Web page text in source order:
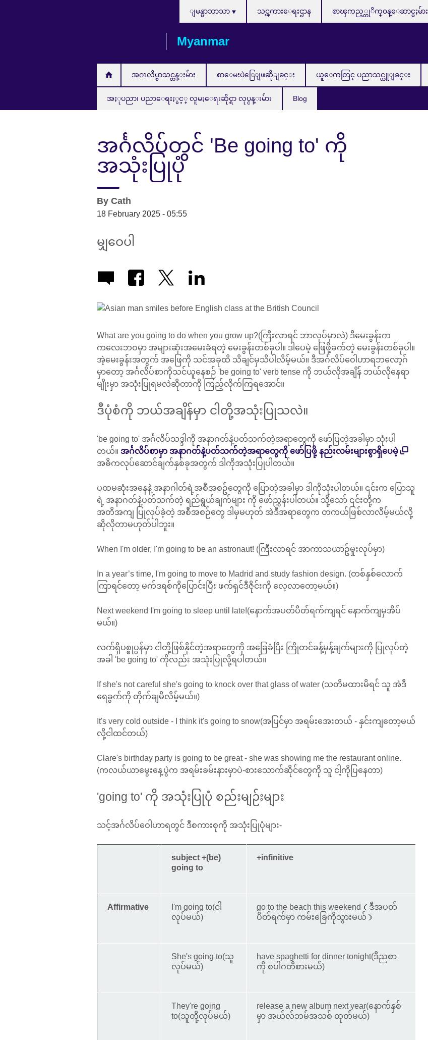
Myanmar
အဂၤလိပ္စာသင္တန္းမ်ား စာေမးပဲြေျဖဆိုျခင္း ယူေကတြင္ ပညာသင္ယူျခင္း
အႏုပညာ၊ ပညာေရးႏွင့္ လူမႈေရးဆိုင္ရာ လုပ္ငန္းမ်ား Blog
your
ျမန္မာဘာသာ သင္ၾကားေရးဌာန စာၾကည့္တုိက္၀န္ေဆာင္မႈမ်ား
အင်္ဂလိပ်တွင် 'Be going to' ကို
အသုံးပြုပုံ
By Cath
18 February 2025 - 05:55
မျှဝေပါ
What are you going to do when you grow up?(ကြီးလာရင် ဘာလုပ်မှာလဲ) ဒီမေးခွန်းက
ကလေးဘဝမှာ အများဆုံးအမေးခံရတဲ့ မေးခွန်းတစ်ခုပါ။ ဒါပေမဲ့ ဖြေဖို့ခက်တဲ့ မေးခွန်းတစ်ခုပါ။
အဲ့မေးခွန်းအတွက် အဖြေကို သင်အခုထိ သိချင်မှသိပါလိမ့်မယ်။ ဒီအင်္ဂလိပ်ဝေါဟာရဘလော့ဂ်
မှာတော့ အင်္ဂလိပ်စာကိုသင်ယူနေစဉ် 'be going to' verb tense ကို ဘယ်လိုအချိန် ဘယ်လိုနေရာ
မျိုးမှာ အသုံးပြုရမလဲဆိုတာကို ကြည့်လိုက်ကြရအောင်။
ဒီပုံစံကို ဘယ်အချိန်မှာ ငါတို့အသုံးပြုသလဲ။
'be going to' အင်္ဂလိပ်သဒ္ဒါကို အနာဂတ်နဲ့ပတ်သက်တဲ့အရာတွေကို ဖော်ပြတဲ့အခါမှာ သုံးပါ
တယ်။ အင်္ဂလိပ်စာမှာ အနာဂတ်နဲ့ပတ်သက်တဲ့အရာတွေကို ဖော်ပြဖို့ နည်းလမ်းများစွာရှိပေမဲ့
အဓိကလုပ်ဆောင်ချက်နှစ်ခုအတွက် ဒါကိုအသုံးပြုပါတယ်။
ပထမဆုံးအနေနဲ့ အနာဂါတ်ရဲ့အစီအစဥ်တွေကို ပြောတဲ့အခါမှာ ဒါကိုသုံးပါတယ်။ ၎င်းက ပြောသူ
ရဲ့ အနာဂတ်နဲ့ပတ်သက်တဲ့ ရည်ရွယ်ချက်များ ကို ဖော်ညွှန်းပါတယ်။ သို့သော် ၎င်းတို့က
အတိအကျ ပြုလုပ်ခဲ့တဲ့ အစီအစဉ်တွေ ဒါမှမဟုတ် အဲဒီအရာတွေက တကယ်ဖြစ်လာလိမ့်မယ်လို့
ဆိုလိုတာမဟုတ်ပါဘူး။
When I'm older, I'm going to be an astronaut! (ကြီးလာရင် အာကာသယာဥ်မှုးလုပ်မှာ)
In a year’s time, I'm going to move to Madrid and study fashion design. (တစ်နှစ်လောက်
ကြာရင်တော့ မက်ဒရစ်ကိုပြောင်းပြီး ဖက်ရှင်ဒီဇိုင်းကို လေ့လာတော့မယ်။)
Next weekend I'm going to sleep until late!(နောက်အပတ်ပိတ်ရက်ကျရင် နောက်ကျမှအိပ်
မယ်။)
လက်ရှိပစ္စုပ္ပန်မှာ ငါတို့ဖြစ်နိုင်တဲ့အရာတွေကို အခြေခံပြီး ကြိုတင်ခန့်မှန့်ချက်များကို ပြုလုပ်တဲ့
အခါ 'be going to' ကိုလည်း အသုံးပြုလို့ရပါတယ်။
If she's not careful she's going to knock over that glass of water (သတိမထားမိရင် သူ အဲဒီ
ရေခွက်ကို တိုက်ချမိလိမ့်မယ်။)
It's very cold outside - I think it's going to snow(အပြင်မှာ အရမ်းအေးတယ် - နှင်းကျတော့မယ်
လို့ငါထင်တယ်)
Clare's birthday party is going to be great - she was showing me the restaurant online.
(ကလယ်ယာမွေးနေ့ပွဲက အရမ်းခမ်းနားမှာပဲ-စားသောက်ဆိုင်တွေကို သူ ငါ့ကိုပြနေတာ)
'going to' ကို အသုံးပြုပုံ စည်းမျဉ်းများ
သင့်အင်္ဂလိပ်ဝေါဟာရတွင် ဒီစကားစုကို အသုံးပြုပုံများ-
subject +(be)
going to
+infinitive
Affirmative
I'm going to(ငါ
လုပ်မယ်)
go to the beach this weekend（ဒီအပတ်
ပိတ်ရက်မှာ ကမ်းခြေကိုသွားမယ်）
She's going to(သူ
လုပ်မယ်)
have spaghetti for dinner tonight(ဒီညစာ
ကို စပါဂတီစားမယ်)
They're going
to(သူတို့လုပ်မယ်)
release a new album next year(နောက်နှစ်
မှာ အယ်လ်ဘမ်အသစ် ထုတ်မယ်)